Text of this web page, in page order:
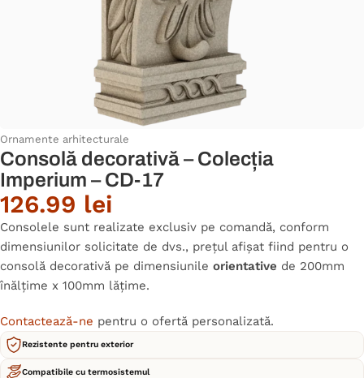
Ornamente arhitecturale
Consolă decorativă – Colecția
Imperium – CD-17
126.99 lei
Consolele sunt realizate exclusiv pe comandă, conform
dimensiunilor solicitate de dvs., prețul afișat fiind pentru o
consolă decorativă pe dimensiunile orientative de 200mm
înălțime x 100mm lățime.
Contactează-ne pentru o ofertă personalizată.
Rezistente pentru exterior
Compatibile cu termosistemul